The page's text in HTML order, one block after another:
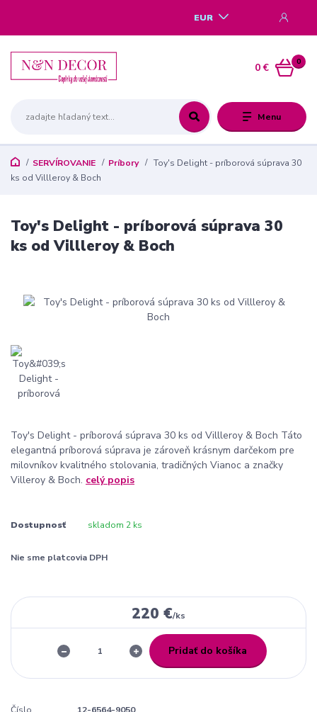
Menu
EUR
0
0 €
SERVÍROVANIE Príbory
Toy's Delight - príborová súprava 30
ks od Villleroy & Boch
Toy's Delight - príborová súprava 30
ks od Villleroy & Boch
Toy's Delight - príborová súprava 30 ks od Villleroy & Boch Táto
elegantná príborová súprava je zároveň krásnym darčekom pre
milovníkov kvalitného stolovania, tradičných Vianoc a značky
Villeroy & Boch. celý popis
Dostupnosť skladom 2 ks
Nie sme platcovia DPH
220 €/ks
Pridať do košíka
Číslo
12-6564-9050